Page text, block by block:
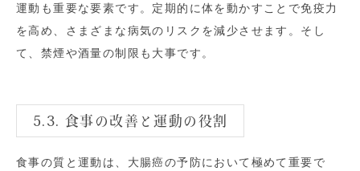
運動も重要な要素です。定期的に体を動かすことで免疫力
を高め、さまざまな病気のリスクを減少させます。そし
て、禁煙や酒量の制限も大事です。
5.3. 食事の改善と運動の役割
食事の質と運動は、大腸癌の予防において極めて重要で